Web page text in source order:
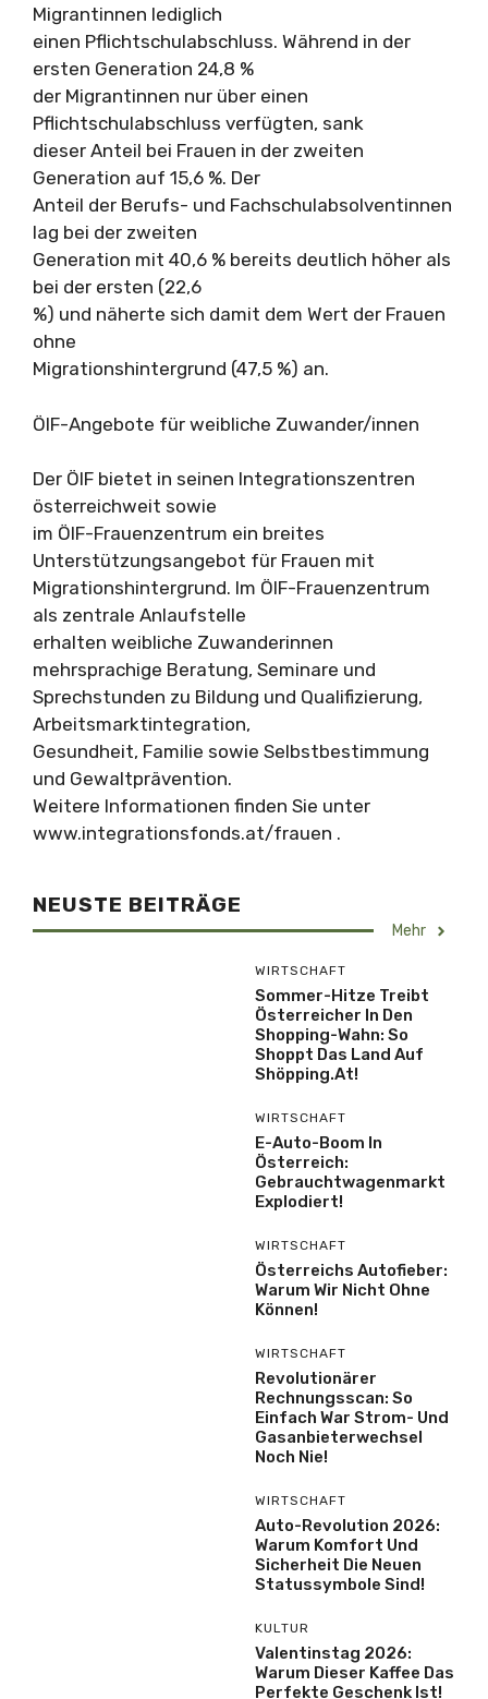
Migrantinnen lediglich
einen Pflichtschulabschluss. Während in der
ersten Generation 24,8 %
der Migrantinnen nur über einen
Pflichtschulabschluss verfügten, sank
dieser Anteil bei Frauen in der zweiten
Generation auf 15,6 %. Der
Anteil der Berufs- und Fachschulabsolventinnen
lag bei der zweiten
Generation mit 40,6 % bereits deutlich höher als
bei der ersten (22,6
%) und näherte sich damit dem Wert der Frauen
ohne
Migrationshintergrund (47,5 %) an.
ÖIF-Angebote für weibliche Zuwander/innen
Der ÖIF bietet in seinen Integrationszentren
österreichweit sowie
im ÖIF-Frauenzentrum ein breites
Unterstützungsangebot für Frauen mit
Migrationshintergrund. Im ÖIF-Frauenzentrum
als zentrale Anlaufstelle
erhalten weibliche Zuwanderinnen
mehrsprachige Beratung, Seminare und
Sprechstunden zu Bildung und Qualifizierung,
Arbeitsmarktintegration,
Gesundheit, Familie sowie Selbstbestimmung
und Gewaltprävention.
Weitere Informationen finden Sie unter
www.integrationsfonds.at/frauen .
NEUSTE BEITRÄGE
Mehr
WIRTSCHAFT
Sommer-Hitze Treibt
Österreicher In Den
Shopping-Wahn: So
Shoppt Das Land Auf
Shöpping.at!
WIRTSCHAFT
E-Auto-Boom In
Österreich:
Gebrauchtwagenmarkt
Explodiert!
WIRTSCHAFT
Österreichs Autofieber:
Warum Wir Nicht Ohne
Können!
WIRTSCHAFT
Revolutionärer
Rechnungsscan: So
Einfach War Strom- Und
Gasanbieterwechsel
Noch Nie!
WIRTSCHAFT
Auto-Revolution 2026:
Warum Komfort Und
Sicherheit Die Neuen
Statussymbole Sind!
KULTUR
Valentinstag 2026:
Warum Dieser Kaffee Das
Perfekte Geschenk Ist!